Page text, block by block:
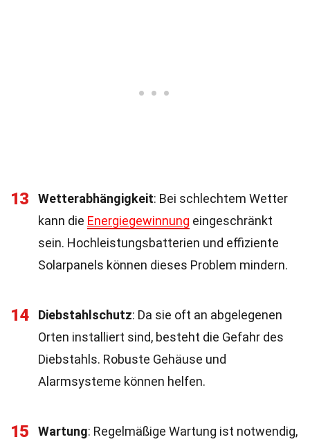
13 Wetterabhängigkeit: Bei schlechtem Wetter
kann die Energiegewinnung eingeschränkt
sein. Hochleistungsbatterien und effiziente
Solarpanels können dieses Problem mindern.
14 Diebstahlschutz: Da sie oft an abgelegenen
Orten installiert sind, besteht die Gefahr des
Diebstahls. Robuste Gehäuse und
Alarmsysteme können helfen.
15 Wartung: Regelmäßige Wartung ist notwendig,